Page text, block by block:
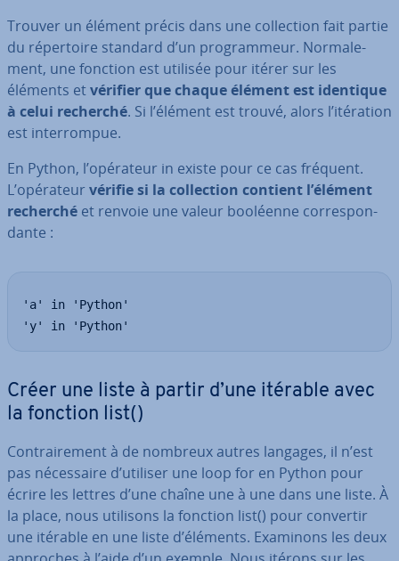
Trouver un élément précis dans une col­lec­tion fait partie
du ré­per­toire standard d’un pro­gram­meur. Nor­ma­le­
ment, une fonction est utilisée pour itérer sur les
éléments etvérifier que chaque élément est identique
à celui recherché. Si l’élément est trouvé, alors l’itération
est in­ter­rom­pue.
En Python, l’opérateur in existe pour ce cas fréquent.
L’opérateur vérifie si la col­lec­tion contient l’élément
recherché et renvoie une valeur booléenne cor­res­pon­
dante :
'a' in 'Python'
'y' in 'Python'
Créer une liste à partir d’une itérable avec
la fonction list()
Con­trai­re­ment à de nombreux autres langages, il n’est
pas né­ces­saire d’utiliser une loop for en Python pour
écrire les lettres d’une chaîne une à une dans une liste. À
la place, nous utilisons la fonction list() pour convertir
une itérable en une liste d’éléments. Examinons les deux